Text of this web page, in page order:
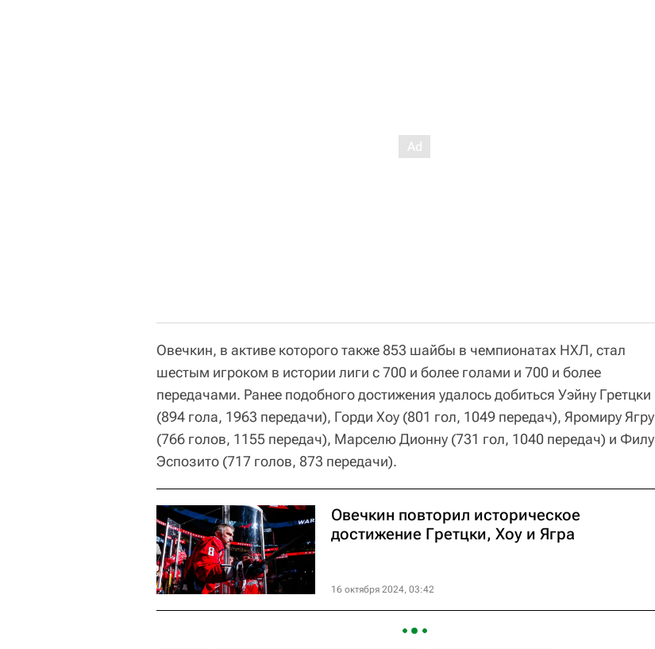
Овечкин, в активе которого также 853 шайбы в чемпионатах НХЛ, стал
шестым игроком в истории лиги с 700 и более голами и 700 и более
передачами. Ранее подобного достижения удалось добиться Уэйну Гретцки
(894 гола, 1963 передачи), Горди Хоу (801 гол, 1049 передач), Яромиру Ягру
(766 голов, 1155 передач), Марселю Дионну (731 гол, 1040 передач) и Филу
Эспозито (717 голов, 873 передачи).
Овечкин повторил историческое
достижение Гретцки, Хоу и Ягра
16 октября 2024, 03:42